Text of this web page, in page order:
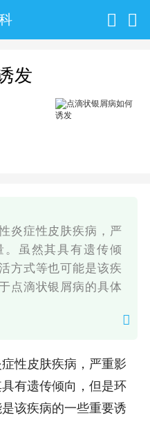
发
炎症性皮肤疾病，严
虽然其具有遗传倾
方式等也可能是该疾
点滴状银屑病的具体
性皮肤疾病，严重影
有遗传倾向，但是环
该疾病的一些重要诱